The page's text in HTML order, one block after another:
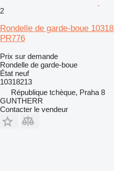
2
Rondelle de garde-boue
PR776
Prix sur demande
Rondelle de garde-boue
État neuf
10318213
République tchèque, Praha 8
GUNTHERR
Contacter le vendeur